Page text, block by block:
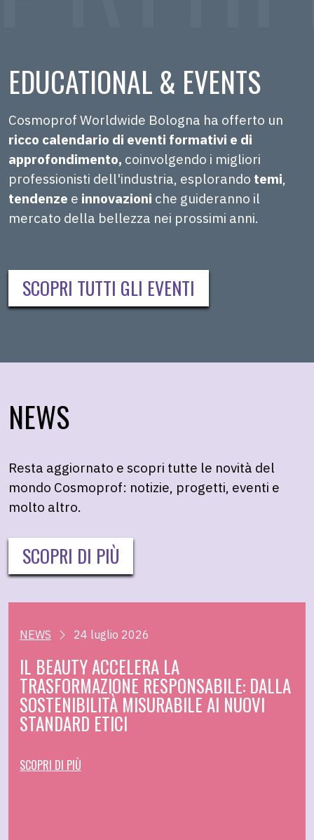
EDUCATIONAL & EVENTS
Cosmoprof Worldwide Bologna ha offerto un
ricco calendario di eventi formativi e di
approfondimento, coinvolgendo i migliori
professionisti dell'industria, esplorando temi,
tendenze e innovazioni che guideranno il
mercato della bellezza nei prossimi anni.
SCOPRI TUTTI GLI EVENTI
NEWS
Resta aggiornato e scopri tutte le novità del
mondo Cosmoprof: notizie, progetti, eventi e
molto altro.
SCOPRI DI PIÙ
NEWS 24 luglio 2026
IL BEAUTY ACCELERA LA
TRASFORMAZIONE RESPONSABILE: DALLA
SOSTENIBILITÀ MISURABILE AI NUOVI
STANDARD ETICI
SCOPRI DI PIÙ